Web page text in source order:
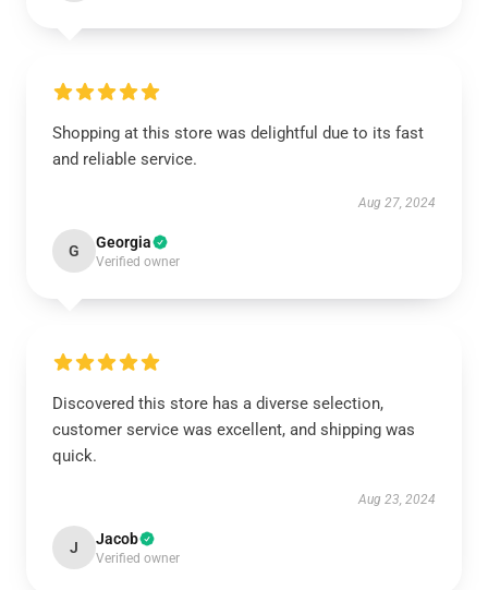
Shopping at this store was delightful due to its fast
and reliable service.
Aug 27, 2024
G Georgia
Verified owner
Discovered this store has a diverse selection,
customer service was excellent, and shipping was
quick.
Aug 23, 2024
J Jacob
Verified owner